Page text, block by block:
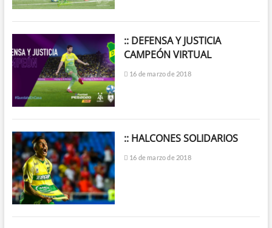
:: DEFENSA Y JUSTICIA
CAMPEÓN VIRTUAL
16 de marzo de 2018
:: HALCONES SOLIDARIOS
16 de marzo de 2018